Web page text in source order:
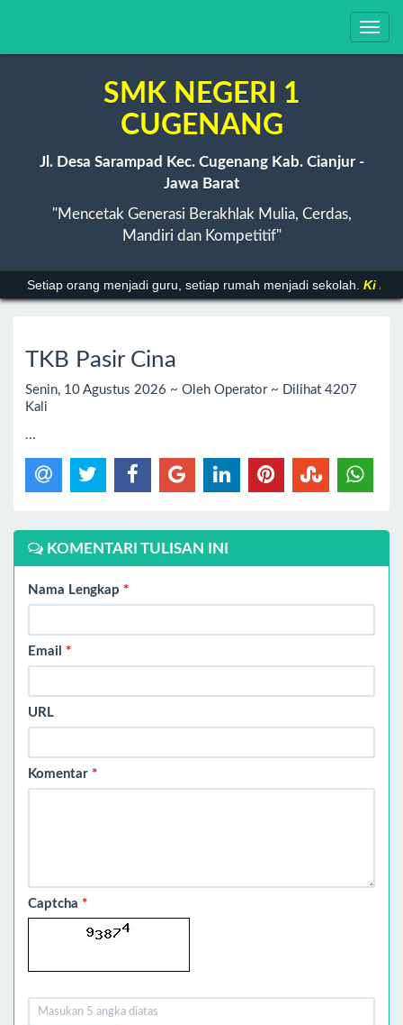
SMK NEGERI 1
CUGENANG
Jl. Desa Sarampad Kec. Cugenang Kab. Cianjur -
Jawa Barat
"Mencetak Generasi Berakhlak Mulia, Cerdas,
Mandiri dan Kompetitif"
Setiap orang menjadi guru, setiap rumah menjadi sekolah. Ki
TKB Pasir Cina
Senin, 10 Agustus 2026 ~ Oleh Operator ~ Dilihat 4207
Kali
...
KOMENTARI TULISAN INI
Nama Lengkap *
Email *
URL
Komentar *
Captcha *